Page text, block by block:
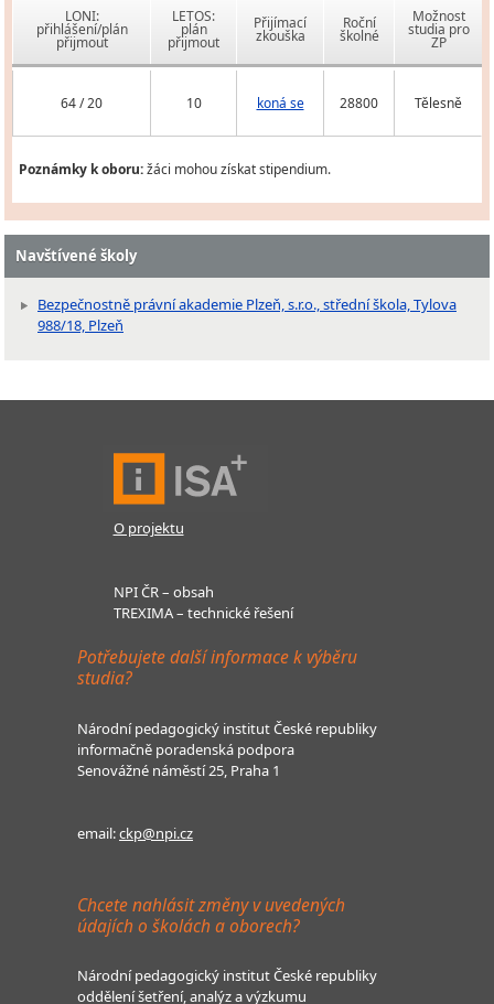
LONI:
přihlášení/plán
přijmout
LETOS:
plán
přijmout
Přijímací
zkouška
Roční
školné
Možnost
studia pro
ZP
64 / 20 10 koná se 28800 Tělesně
Poznámky k oboru:žáci mohou získat stipendium.
Navštívené školy
Bezpečnostně právní akademie Plzeň, s.r.o., střední škola, Tylova
988/18, Plzeň
O projektu
NPI ČR – obsah
TREXIMA – technické řešení
Potřebujete další informace k výběru
studia?
Národní pedagogický institut České republiky
informačně poradenská podpora
Senovážné náměstí 25, Praha 1
email:ckp@npi.cz
Chcete nahlásit změny v uvedených
údajích o školách a oborech?
Národní pedagogický institut České republiky
oddělení šetření, analýz a výzkumu